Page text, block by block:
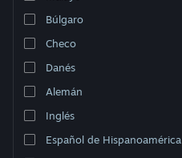
Búlgaro
Checo
Danés
Alemán
Inglés
Español de Hispanoamérica